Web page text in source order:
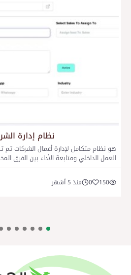
نظام إدارة
هو نظام متكامل لإدارة أعمال الشركات
العمل الداخلي ومتابعة الأداء بين الفرق
150
0 منذ 5 أشهر